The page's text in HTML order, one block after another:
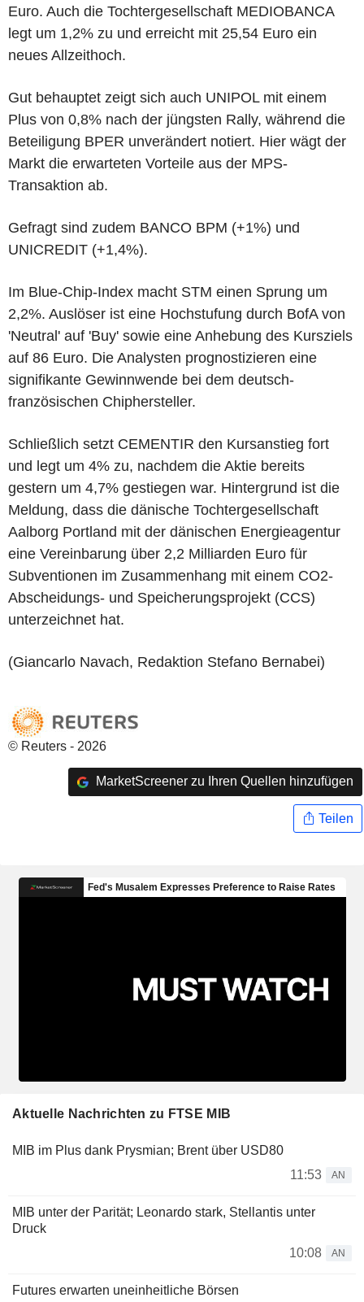
Euro. Auch die Tochtergesellschaft MEDIOBANCA
legt um 1,2% zu und erreicht mit 25,54 Euro ein
neues Allzeithoch.
Gut behauptet zeigt sich auch UNIPOL mit einem
Plus von 0,8% nach der jüngsten Rally, während die
Beteiligung BPER unverändert notiert. Hier wägt der
Markt die erwarteten Vorteile aus der MPS-
Transaktion ab.
Gefragt sind zudem BANCO BPM (+1%) und
UNICREDIT (+1,4%).
Im Blue-Chip-Index macht STM einen Sprung um
2,2%. Auslöser ist eine Hochstufung durch BofA von
'Neutral' auf 'Buy' sowie eine Anhebung des Kursziels
auf 86 Euro. Die Analysten prognostizieren eine
signifikante Gewinnwende bei dem deutsch-
französischen Chiphersteller.
Schließlich setzt CEMENTIR den Kursanstieg fort
und legt um 4% zu, nachdem die Aktie bereits
gestern um 4,7% gestiegen war. Hintergrund ist die
Meldung, dass die dänische Tochtergesellschaft
Aalborg Portland mit der dänischen Energieagentur
eine Vereinbarung über 2,2 Milliarden Euro für
Subventionen im Zusammenhang mit einem CO2-
Abscheidungs- und Speicherungsprojekt (CCS)
unterzeichnet hat.
(Giancarlo Navach, Redaktion Stefano Bernabei)
© Reuters - 2026
MarketScreener zu Ihren Quellen hinzufügen
Teilen
Aktuelle Nachrichten zu FTSE MIB
MIB im Plus dank Prysmian; Brent über USD80
11:53
AN
MIB unter der Parität; Leonardo stark, Stellantis unter
Druck
10:08
AN
Futures erwarten uneinheitliche Börsen